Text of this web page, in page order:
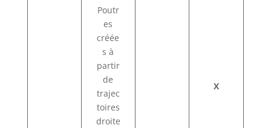
Poutr
es
créée
s à
partir
de
trajec
toires
droite
X